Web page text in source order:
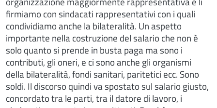
firmiamo con sindacati rappresentativi con i quali
condividiamo anche la bilateralità. Un aspetto
importante nella costruzione del salario che non è
solo quanto si prende in busta paga ma sono i
contributi, gli oneri, e ci sono anche gli organismi
della bilateralità, fondi sanitari, paritetici ecc. Sono
soldi. Il discorso quindi va spostato sul salario giusto,
concordato tra le parti, tra il datore di lavoro, i